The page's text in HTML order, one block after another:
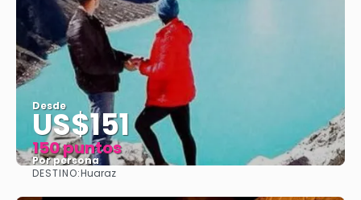
Desde
US$151
150 puntos
Por persona
DESTINO:Huaraz